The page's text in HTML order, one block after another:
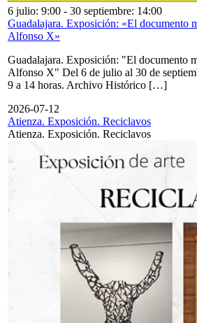
6 julio: 9:00 - 30 septiembre: 14:00
Guadalajara. Exposición: «El documento
Alfonso X»
Guadalajara. Exposición: "El documento
Alfonso X" Del 6 de julio al 30 de
9 a 14 horas. Archivo Histórico […]
2026-07-12
Atienza. Exposición. Reciclavos
Atienza. Exposición. Reciclavos